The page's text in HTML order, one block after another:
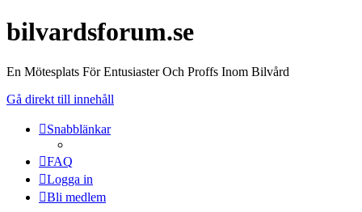
bilvardsforum.se
En Mötesplats För Entusiaster Och Proffs Inom Bilvård
Gå direkt till innehåll
Snabblänkar
FAQ
Logga in
Bli medlem